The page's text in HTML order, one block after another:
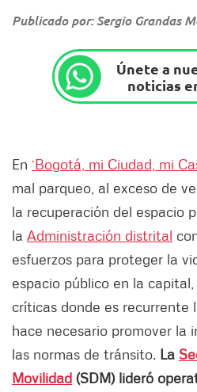
Publicado por: Sergio Grandas
Únete a
noticias
En ‘Bogotá, mi Ciudad, mi
mal parqueo, al exceso de
la recuperación del espacio
la Administración distrital
esfuerzos para proteger la
espacio público en la
críticas donde es recurrente
hace necesario promover la
las normas de tránsito. La
Movilidad (SDM) lideró